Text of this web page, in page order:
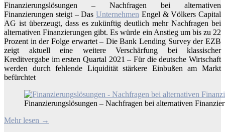
Finanzierungslösungen – Nachfragen bei alternativen
Finanzierungen steigt – Das Unternehmen Engel & Völkers Capital
AG ist überzeugt, dass es zukünftig deutlich mehr Nachfragen bei
alternativen Finanzierungen gibt. Es würde ein Anstieg um bis zu 22
Prozent in der Folge erwartet – Die Bank Lending Survey der EZB
zeigt aktuell eine weitere Verschärfung bei klassischer
Kreditvergabe im ersten Quartal 2021 – Für die deutsche Wirtschaft
werden durch fehlende Liquidität stärkere Einbußen am Markt
befürchtet
Finanzierungslösungen – Nachfragen bei alternativen
Mehr lesen →